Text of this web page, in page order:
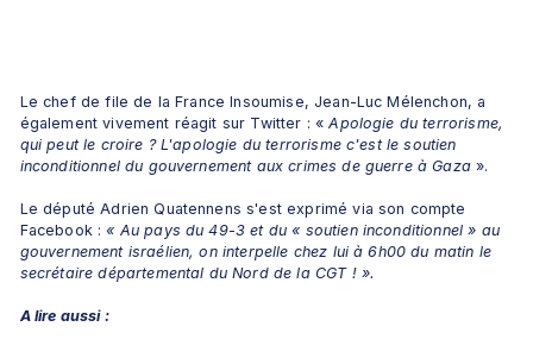
Le chef de file de la France Insoumise, Jean-Luc Mélenchon, a
également vivement réagit sur Twitter : « Apologie du terrorisme,
qui peut le croire ? L'apologie du terrorisme c'est le soutien
inconditionnel du gouvernement aux crimes de guerre à Gaza ».
Le député Adrien Quatennens s'est exprimé via son compte
Facebook : « Au pays du 49-3 et du « soutien inconditionnel » au
gouvernement israélien, on interpelle chez lui à 6h00 du matin le
secrétaire départemental du Nord de la CGT ! ».
A lire aussi :